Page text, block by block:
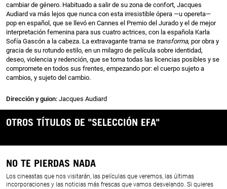
cambiar de género. Habituado a salir de su zona de confort, Jacques
Audiard va más lejos que nunca con esta irresistible ópera —u opereta—
pop en español, que se llevó en Cannes el Premio del Jurado y el de mejor
interpretación femenina para sus cuatro actrices, con la española Karla
Sofía Gascón a la cabeza. La extravagante trama se transforma, por obra y
gracia de su rotundo estilo, en un milagro de película sobre identidad,
deseo, violencia y redención, que se toma todas las licencias posibles y se
compromete en todos sus frentes, empezando por: el cuerpo sujeto a
cambios, y sujeto del cambio.
Dirección y guion: Jacques Audiard
OTROS TÍTULOS DE "SELECCIÓN EFA"
NO TE PIERDAS NADA
Los cineastas que nos visitarán, las películas que veremos, las últimas
incorporaciones y las noticias más frescas que vamos desvelando. Si quieres